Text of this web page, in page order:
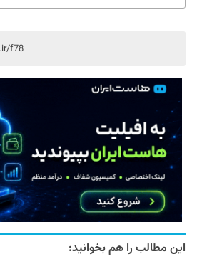
f78
این مطالب را هم بخوانید: